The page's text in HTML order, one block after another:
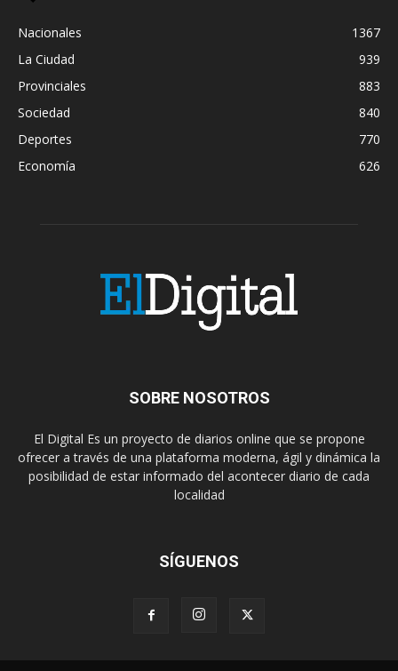
Nacionales
1367
La Ciudad
939
Provinciales
883
Sociedad
840
Deportes
770
Economía
626
SOBRE NOSOTROS
El Digital Es un proyecto de diarios online que se propone
ofrecer a través de una plataforma moderna, ágil y dinámica la
posibilidad de estar informado del acontecer diario de cada
localidad
SÍGUENOS